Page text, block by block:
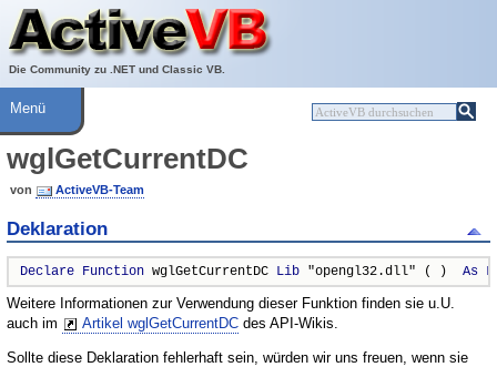
Die Community zu .NET und Classic VB.
Über ActiveVB
Hilfe
Menü
wglGetCurrentDC
von ActiveVB-Team
Deklaration
Declare Function wglGetCurrentDC Lib "opengl32.dll" ( ) As
Weitere Informationen zur Verwendung dieser Funktion finden sie u.U.
auch im
Artikel wglGetCurrentDC des API-Wikis.
Sollte diese Deklaration fehlerhaft sein, würden wir uns freuen, wenn sie